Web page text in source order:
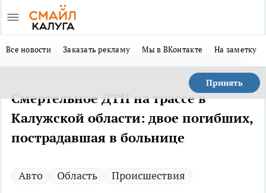
Все новости Заказать рекламу Мы в ВКонтакте На заметку
Принять
Смертельное ДТП на трассе в
Калужской области: двое погибших,
пострадавшая в больнице
Авто Область Происшествия